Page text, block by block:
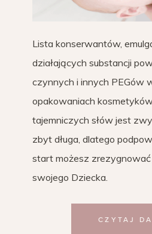
Lista konserwantów,
działających substancji
czynnych i innych PEGów
opakowaniach
tajemniczych słów jest
zbyt długa, dlatego
start możesz
swojego Dziecka.
CZYTAJ